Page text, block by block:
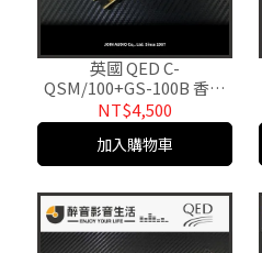
英國 QED C-
QSM/100+GS-100B 香蕉
插喇叭線/成品線.台灣公司
貨
NT$4,500
加入購物車